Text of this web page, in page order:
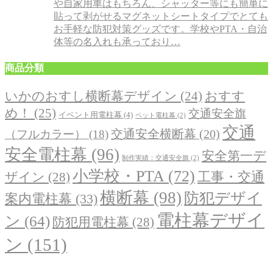
や自家用車はもちろん、シャッター等にも簡単に
貼って剥がせるマグネットシートタイプでとても
お手軽な防犯対策グッズです。学校やPTA・自治
体等の名入れも承っており…
商品分類
いかのおすし横断幕デザイン (24) おすす
め！
(25) イベント用電柱幕 (4) ペット電柱幕 (2) 交通安全旗
（フルカラー）
(18)交通安全横断幕 (20) 交通
安全電柱幕 (96) 制作実績：交通安全旗 (2) 安全第一デ
ザイン (28) 小学校・PTA (72) 工事・交通
案内電柱幕 (33)横断幕 (98) 防犯デザイ
ン (64) 防犯用電柱幕 (28) 電柱幕デザイ
ン (151)